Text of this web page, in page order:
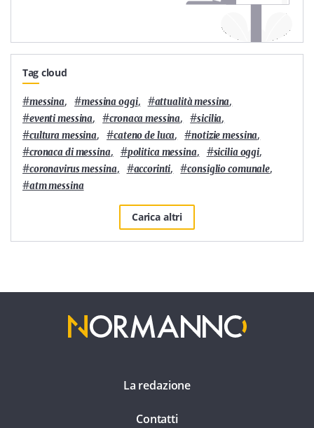
Tag cloud
#messina, #messina oggi, #attualità messina,
#eventi messina, #cronaca messina, #sicilia,
#cultura messina, #cateno de luca, #notizie messina,
#cronaca di messina, #politica messina, #sicilia oggi,
#coronavirus messina, #accorinti, #consiglio comunale,
#atm messina
Carica altri
La redazione
Contatti